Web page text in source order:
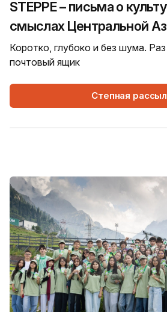
STEPPE – письма о
смыслах Центральной
Коротко, глубоко и без шума.
почтовый ящик
Степная